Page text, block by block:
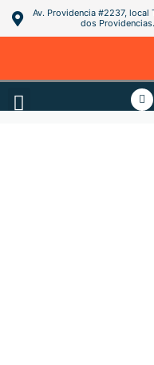
Av. Providencia #2237,
dos